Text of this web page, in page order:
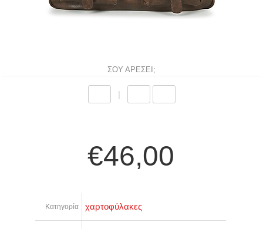
ΣΟΥ ΑΡΕΣΕΙ;
€46,00
Κατηγορία χαρτοφύλακες